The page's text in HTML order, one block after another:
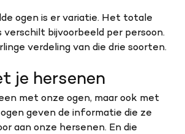
ogen is er variatie. Het totale
bijvoorbeeld per persoon.
verdeling van die drie soorten.
je hersenen
met onze ogen, maar ook met
geven de informatie die ze
aan onze hersenen. En die